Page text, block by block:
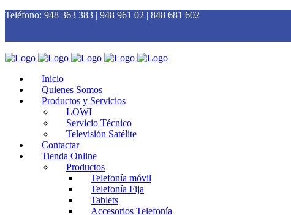
Teléfono: 948 363 383 | 948 961 02 | 848 681 602
Inicio
Quienes Somos
Productos y Servicios
LOWI
Servicio Técnico
Televisión Satélite
Contactar
Tienda Online
Productos
Telefonía móvil
Telefonía Fija
Tablets
Accesorios Telefonía